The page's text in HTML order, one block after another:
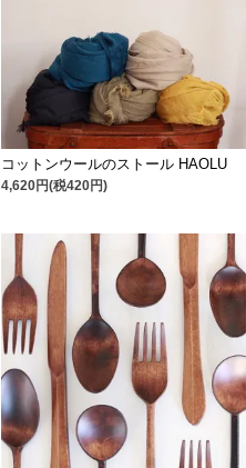
コットンウールのストール HAOLU
4,620円(税420円)